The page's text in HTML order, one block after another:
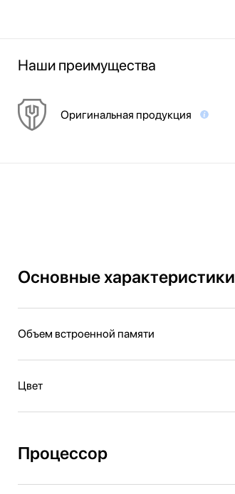
Наши преимущества
Оригинальная продукция
Основные характеристики
Объем встроенной памяти
Цвет
Процессор